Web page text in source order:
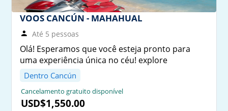
VOOS CANCÚN - MAHAHUAL
Até 5 pessoas
Olá! Esperamos que você esteja pronto para
uma experiência única no céu! explore
Dentro Cancún
Cancelamento gratuito disponível
USD$1,550.00